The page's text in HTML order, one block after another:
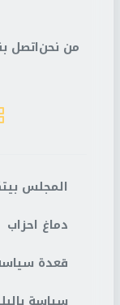
من نحناتصل
المجلس
دماغ احزاب
قعدة